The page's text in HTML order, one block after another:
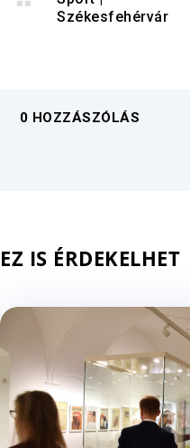
Székesfehérvár
0 HOZZÁSZÓLÁS
EZ IS ÉRDEKELHET